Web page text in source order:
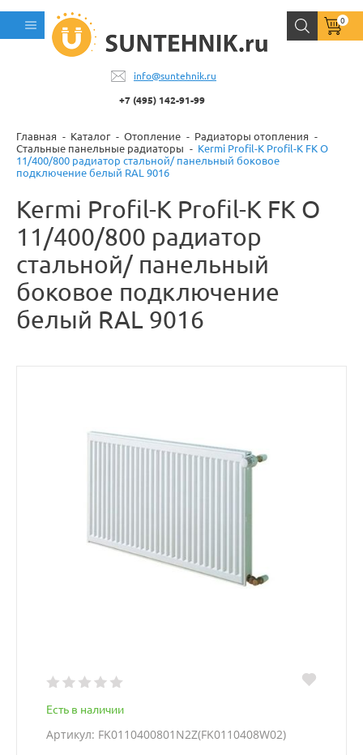
info@suntehnik.ru
+7 (495) 142-91-99
0
Главная Каталог Отопление
Радиаторы отопления
Стальные панельные радиаторы
Kermi Profil-K Profil-K FK O
11/400/800 радиатор стальной/ панельный боковое
подключение белый RAL 9016
Kermi Profil-K Profil-K FK O
11/400/800 радиатор
стальной/ панельный
боковое подключение
белый RAL 9016
Есть в наличии
Артикул: FK0110400801N2Z(FK0110408W02)